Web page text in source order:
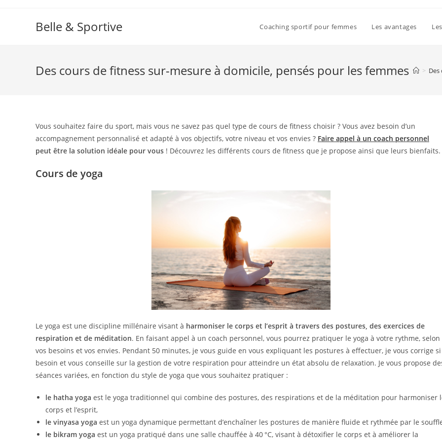
Belle & Sportive Coaching sportif pour femmes Les avantages
Des cours de fitness sur-mesure à domicile, pensés pour les femmes >
Vous souhaitez faire du sport, mais vous ne savez pas quel type de cours de fitness choisir ? Vous avez besoin d’un
accompagnement personnalisé et adapté à vos objectifs, votre niveau et vos envies ? Faire appel à un coach personnel
peut être la solution idéale pour vous ! Découvrez les différents cours de fitness que je propose ainsi que leurs bienfaits.
Cours de yoga
Le yoga est une discipline millénaire visant à harmoniser le corps et l’esprit à travers des postures, des exercices de
respiration et de méditation. En faisant appel à un coach personnel, vous pourrez pratiquer le yoga à votre rythme, selon
vos besoins et vos envies. Pendant 50 minutes, je vous guide en vous expliquant les postures à effectuer, je vous corrige si
besoin et vous conseille sur la gestion de votre respiration pour atteindre un état absolu de relaxation. Je vous propose
séances variées, en fonction du style de yoga que vous souhaitez pratiquer :
le hatha yoga est le yoga traditionnel qui combine des postures, des respirations et de la méditation pour harmoniser
corps et l’esprit,
le vinyasa yoga est un yoga dynamique permettant d’enchaîner les postures de manière fluide et rythmée par le
le bikram yoga est un yoga pratiqué dans une salle chauffée à 40 °C, visant à détoxifier le corps et à améliorer la